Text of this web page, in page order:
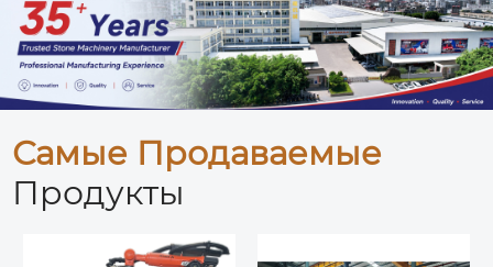
Самые Продаваемые
Продукты